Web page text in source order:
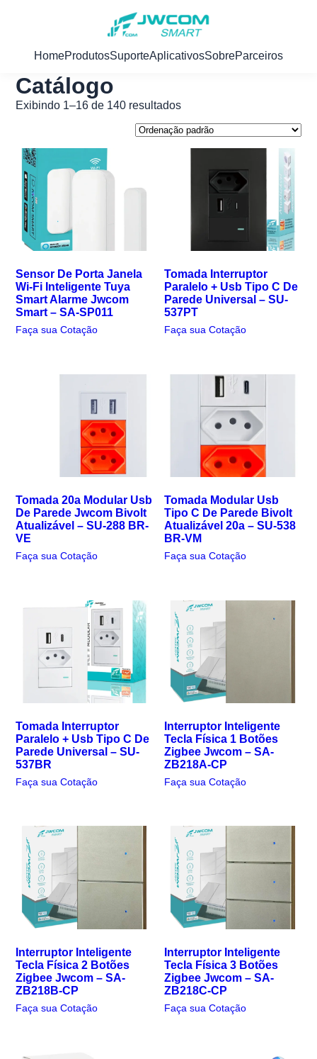
HomeProdutosSuporteAplicativosSobreParceiros
Catálogo
Exibindo 1–16 de 140 resultados
Sensor De Porta Janela
Wi-Fi Inteligente Tuya
Smart Alarme Jwcom
Smart – SA-SP011
Faça sua Cotação
Tomada Interruptor
Paralelo + Usb Tipo C De
Parede Universal – SU-
537PT
Faça sua Cotação
Tomada 20a Modular Usb
De Parede Jwcom Bivolt
Atualizável – SU-288 BR-
VE
Faça sua Cotação
Tomada Modular Usb
Tipo C De Parede Bivolt
Atualizável 20a – SU-538
BR-VM
Faça sua Cotação
Tomada Interruptor
Paralelo + Usb Tipo C De
Parede Universal – SU-
537BR
Faça sua Cotação
Interruptor Inteligente
Tecla Física 1 Botões
Zigbee Jwcom – SA-
ZB218A-CP
Faça sua Cotação
Interruptor Inteligente
Tecla Física 2 Botões
Zigbee Jwcom – SA-
ZB218B-CP
Faça sua Cotação
Interruptor Inteligente
Tecla Física 3 Botões
Zigbee Jwcom – SA-
ZB218C-CP
Faça sua Cotação